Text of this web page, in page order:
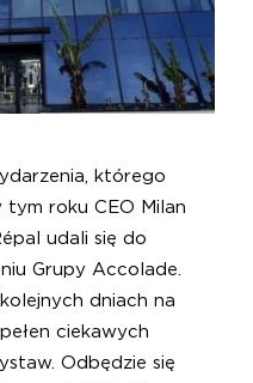
którego
roku CEO Milan
udali się do
Grupy Accolade.
dniach na
ciekawych
Odbędzie się